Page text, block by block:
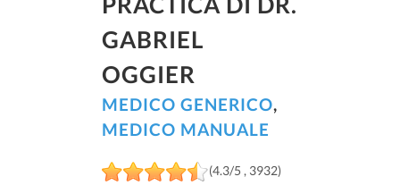
GABRIEL
OGGIER
MEDICO GENERICO,
MEDICO MANUALE
(4.3/5 , 3932)